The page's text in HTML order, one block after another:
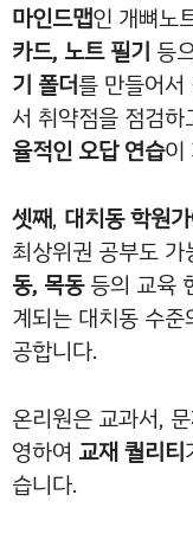
마인드맵인 개뼈노
카드, 노트 필기 등
기 폴더를 만들어
서 취약점을 점검하
율적인 오답 연습이
셋째, 대치동 학원가
최상위권 공부도
동, 목동등의 교육
계되는 대치동 수준
공합니다.
온리원은 교과서,
영하여 교재 퀄리티
습니다.